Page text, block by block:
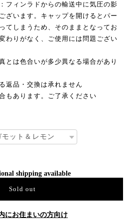
フィンラドからの輸送中に気圧の影
ざいます。キャップを開けるとパー
てしまうため、そのままとなってお
わりがなく、ご使用には問題ござい
とは色合いが多少異なる場合があり
返品・交換は承れません
もあります。ご了承ください
shipping available
Sold out
にお住まいの方向け